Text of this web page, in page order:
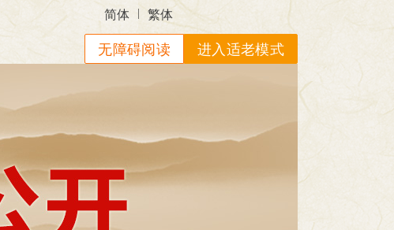
简体 繁体
进入适老模式
无障碍阅读